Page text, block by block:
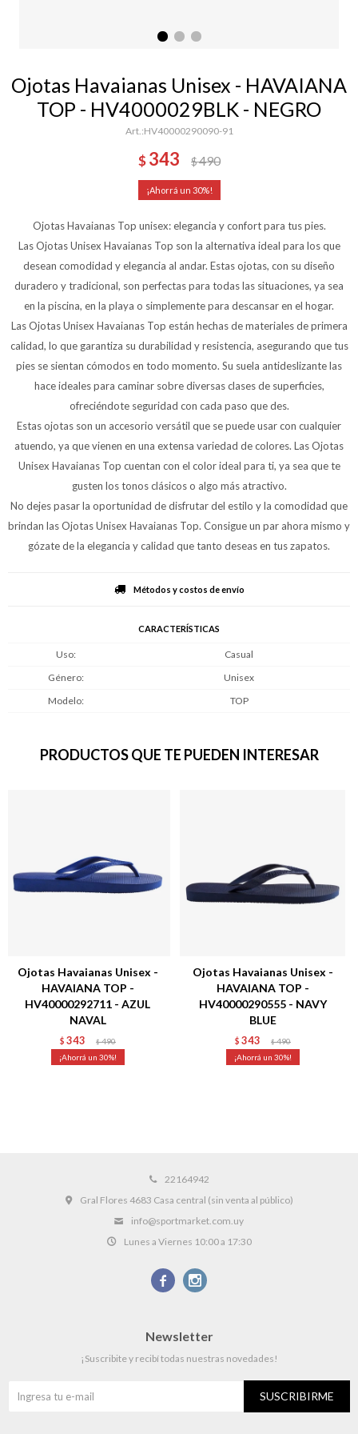
Ojotas Havaianas Unisex - HAVAIANA
TOP - HV4000029BLK - NEGRO
HV40000290090-91
$ 343 $490
30
Ojotas Havaianas Top unisex: elegancia y confort para tus pies.
Las Ojotas Unisex Havaianas Top son la alternativa ideal para los que
desean comodidad y elegancia al andar. Estas ojotas, con su diseño
duradero y tradicional, son perfectas para todas las situaciones, ya sea
en la piscina, en la playa o simplemente para descansar en el hogar.
Las Ojotas Unisex Havaianas Top están hechas de materiales de primera
calidad, lo que garantiza su durabilidad y resistencia, asegurando que tus
pies se sientan cómodos en todo momento. Su suela antideslizante las
hace ideales para caminar sobre diversas clases de superficies,
ofreciéndote seguridad con cada paso que des.
Estas ojotas son un accesorio versátil que se puede usar con cualquier
atuendo, ya que vienen en una extensa variedad de colores. Las Ojotas
Unisex Havaianas Top cuentan con el color ideal para ti, ya sea que te
gusten los tonos clásicos o algo más atractivo.
No dejes pasar la oportunidad de disfrutar del estilo y la comodidad que
brindan las Ojotas Unisex Havaianas Top. Consigue un par ahora mismo y
gózate de la elegancia y calidad que tanto deseas en tus zapatos.
Métodos y costos de envío
CARACTERÍSTICAS
Uso
Casual
Género
Unisex
Modelo
TOP
PRODUCTOS QUE TE PUEDEN INTERESAR
Ojotas Havaianas Unisex -
HAVAIANA TOP -
HV40000292711 - AZUL
NAVAL
$ 343 $ 490
30
Ojotas Havaianas Unisex -
HAVAIANA TOP -
HV40000290555 - NAVY
BLUE
$ 343 $ 490
30
22164942
Gral Flores 4683 Casa central (sin venta al público)
info@sportmarket.com.uy
Lunes a Viernes 10:00 a 17:30
 
Newsletter
¡Suscribite y recibí todas nuestras novedades!
SUSCRIBIRME